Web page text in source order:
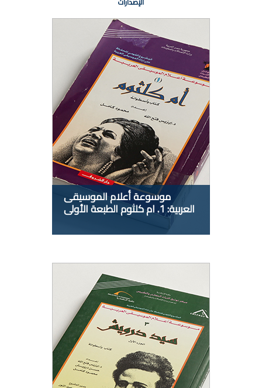
موسوعة أعلام الموسيقى
العربية: 1. ام كلثوم الطبعة الأولى